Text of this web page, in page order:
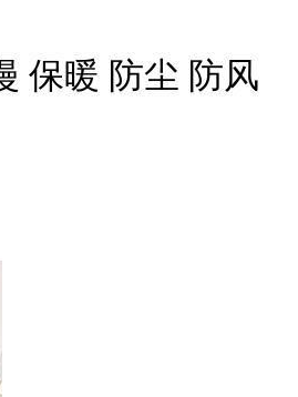
保暖 防尘 防风